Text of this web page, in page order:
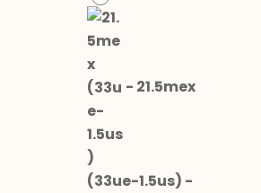
- 21.5mex
(33ue-1.5us) -